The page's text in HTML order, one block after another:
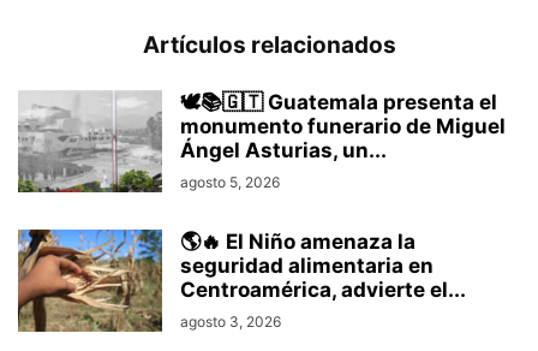
Artículos relacionados
🕊️📚🇬🇹 Guatemala presenta el
monumento funerario de Miguel
Ángel Asturias, un...
agosto 5, 2026
🌎🔥 El Niño amenaza la
seguridad alimentaria en
Centroamérica, advierte el...
agosto 3, 2026